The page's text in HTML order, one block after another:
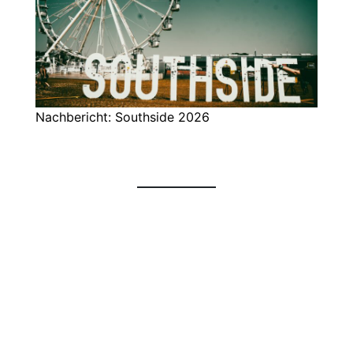
Nachbericht: Southside 2026